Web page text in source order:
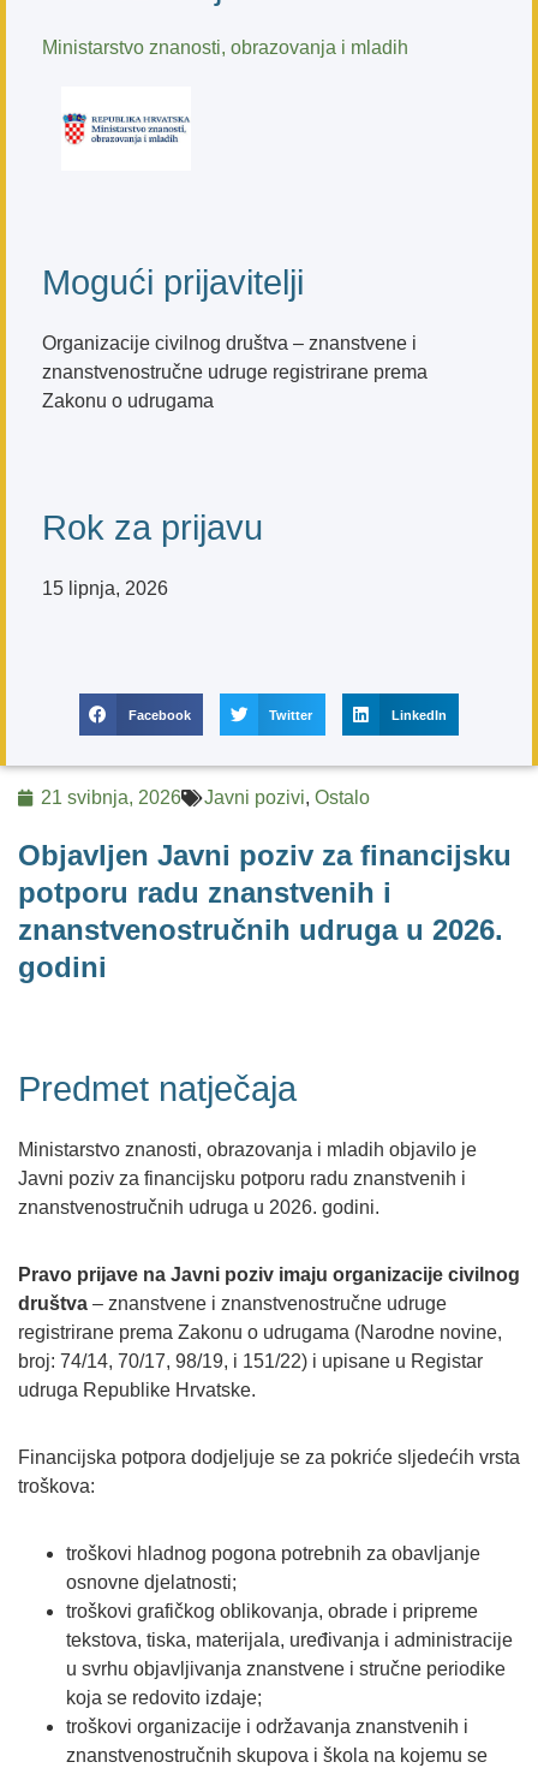
Ministarstvo znanosti, obrazovanja i mladih
Mogući prijavitelji
Organizacije civilnog društva – znanstvene i
znanstvenostručne udruge registrirane prema
Zakonu o udrugama
Rok za prijavu
15 lipnja, 2026
Facebook Twitter LinkedIn
21 svibnja, 2026 Javni pozivi, Ostalo
Objavljen Javni poziv za financijsku
potporu radu znanstvenih i
znanstvenostručnih udruga u 2026.
godini
Predmet natječaja
Ministarstvo znanosti, obrazovanja i mladih objavilo je
Javni poziv za financijsku potporu radu znanstvenih i
znanstvenostručnih udruga u 2026. godini.
Pravo prijave na Javni poziv imaju organizacije civilnog
društva – znanstvene i znanstvenostručne udruge
registrirane prema Zakonu o udrugama (Narodne novine,
broj: 74/14, 70/17, 98/19, i 151/22) i upisane u Registar
udruga Republike Hrvatske.
Financijska potpora dodjeljuje se za pokriće sljedećih vrsta
troškova:
troškovi hladnog pogona potrebnih za obavljanje
osnovne djelatnosti;
troškovi grafičkog oblikovanja, obrade i pripreme
tekstova, tiska, materijala, uređivanja i administracije
u svrhu objavljivanja znanstvene i stručne periodike
koja se redovito izdaje;
troškovi organizacije i održavanja znanstvenih i
znanstvenostručnih skupova i škola na kojemu se